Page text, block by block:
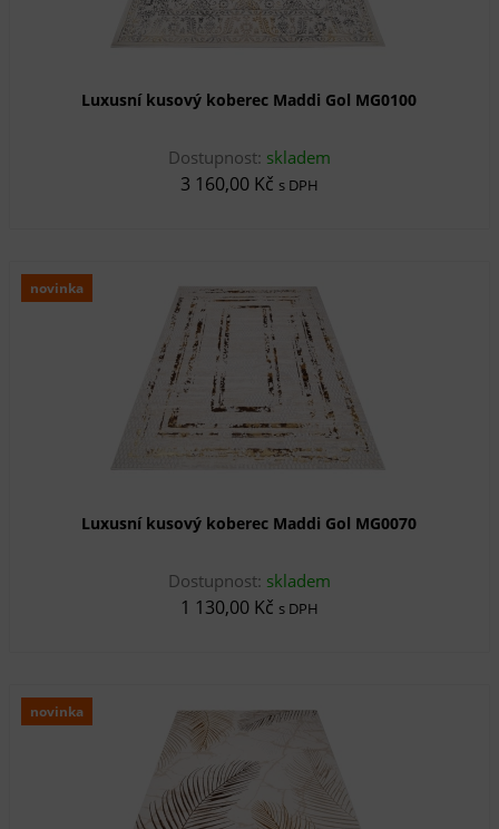
Luxusní kusový koberec Maddi Gol MG0100
Dostupnost: skladem
3 160,00 Kč s DPH
novinka
Luxusní kusový koberec Maddi Gol MG0070
Dostupnost: skladem
1 130,00 Kč s DPH
novinka